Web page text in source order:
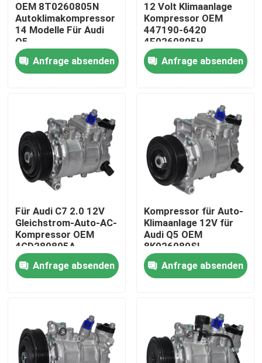
Startseite
Produkte
Über uns
Werksbesichtigung
Qualitätskontrolle
Nachrichten
Referenzen
Elektroauto-WK-Kompressor
OEM 8T0260805N
Autoklimakompressor
14 Modelle Für Audi
Q5
Anfrage absenden
12 Volt Klimaanlage
Kompressor OEM
447190-6420
4F0260805H
4F0260805AF Für ein
Audi A6 20
Anfrage absenden
Für Audi C7 2.0 12V
Gleichstrom-Auto-AC-
Kompressor OEM
4GD280805A
Gürtelantriebene
Direktmontage
Anfrage absenden
Kompressor für Auto-
Klimaanlage 12V für
Audi Q5 OEM
8K026080SL
Anfrage absenden